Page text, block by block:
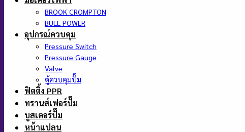
BROOK CROMPTON
BULL POWER
อุปกรณ์ควบคุม
Pressure Switch
Pressure Gauge
Valve
ตู้ควบคุมปั๊ม
ฟิตติ้ง PPR
ทรานส์เฟอร์ปั๊ม
บูสเตอร์ปั๊ม
หน้าแปลน